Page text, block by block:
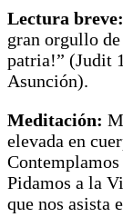
Lectura breve:
gran orgullo
patria!” (Judit
Asunción).
Meditación:
elevada en
Pidamos a la
que nos asista